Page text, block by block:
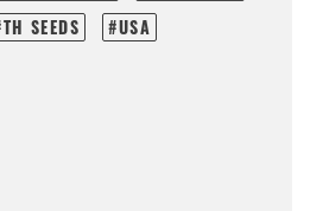
TH SEEDS USA